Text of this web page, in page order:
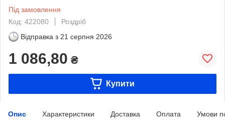
Під замовлення
Код: 422080
Роздріб
Відправка з 21 серпня 2026
1 086,80 ₴
Купити
Опис Характеристики Доставка Оплата Умови